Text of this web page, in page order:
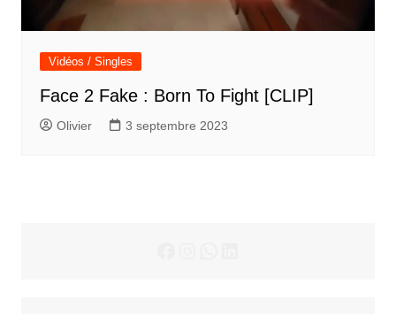
Vidéos / Singles
Face 2 Fake : Born To Fight [CLIP]
Olivier 3 septembre 2023